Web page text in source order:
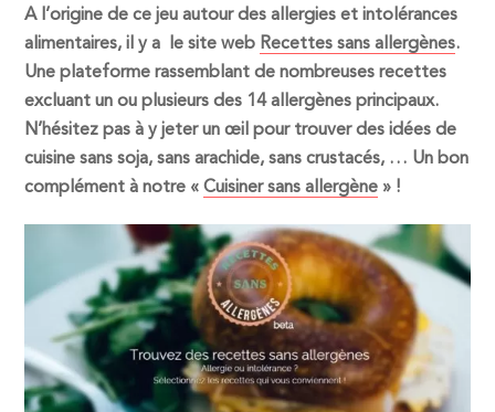
A l’origine de ce jeu autourdes allergies et intolérances
alimentaires, il y a le site web Recettes sans allergènes.
Une plateforme rassemblant de nombreuses recettes
excluant un ou plusieurs des 14 allergènes principaux.
N’hésitez pas à y jeter un œil pour trouver des idées de
cuisine sans soja, sans arachide, sans crustacés, … Un bon
complément à notre «Cuisiner sans allergène » !